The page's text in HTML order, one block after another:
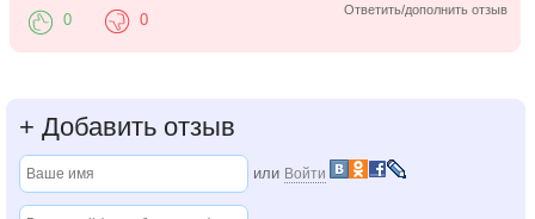
Ответить/дополнить отзыв
0 0
+ Добавить отзыв
или Войти